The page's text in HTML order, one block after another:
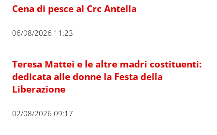
Cena di pesce al Crc Antella
06/08/2026 11:23
Teresa Mattei e le altre madri costituenti:
dedicata alle donne la Festa della
Liberazione
02/08/2026 09:17